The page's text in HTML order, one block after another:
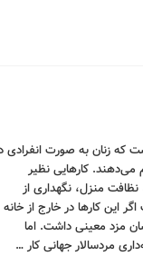
که زنان به صورت انفرادی
می‌دهند. کارهایی نظیر
منزل، نگهداری از
این کارها در خارج از خانه
مزد معینی داشت. اما
مردسالار جهانی کار …